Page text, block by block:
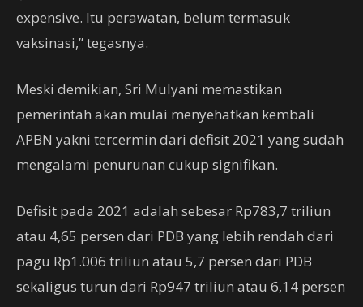
expensive. Itu perawatan, belum termasuk
vaksinasi,” tegasnya.
Meski demikian, Sri Mulyani memastikan
pemerintah akan mulai menyehatkan kembali
APBN yakni tercermin dari defisit 2021 yang sudah
mengalami penurunan cukup signifikan.
Defisit pada 2021 adalah sebesar Rp783,7 triliun
atau 4,65 persen dari PDB yang lebih rendah dari
pagu Rp1.006 triliun atau 5,7 persen dari PDB
sekaligus turun dari Rp947 triliun atau 6,14 persen